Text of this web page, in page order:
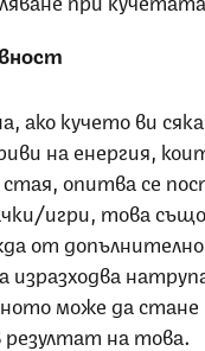
ако кучето ви
на енергия,
опитва се
игри, това
от
изразходва
може да стане
на това.